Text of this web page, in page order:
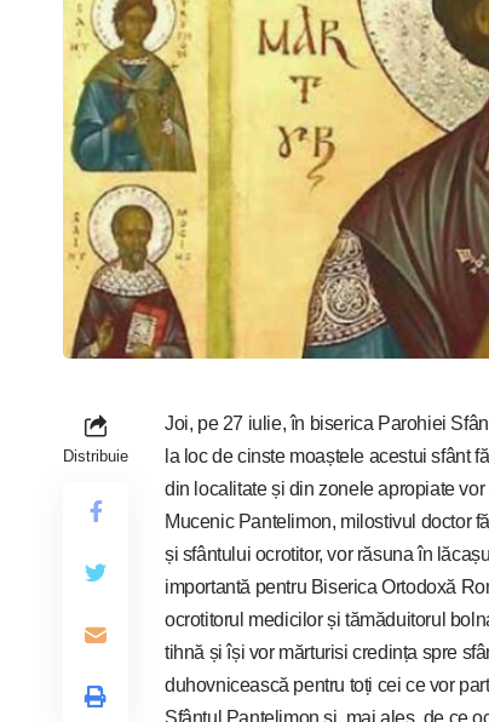
Distribuie
Joi, pe 27 iulie, în biserica Parohiei
la loc de cinste moaștele acestui sfânt
din localitate și din zonele apropiate
Mucenic Pantelimon, milostivul doctor
și sfântului ocrotitor, vor răsuna în
importantă pentru Biserica Ortodoxă
ocrotitorul medicilor și tămăduitorul
tihnă și își vor mărturisi credința spre
duhovnicească pentru toți cei ce vor
Sfântul Pantelimon și, mai ales, de ce